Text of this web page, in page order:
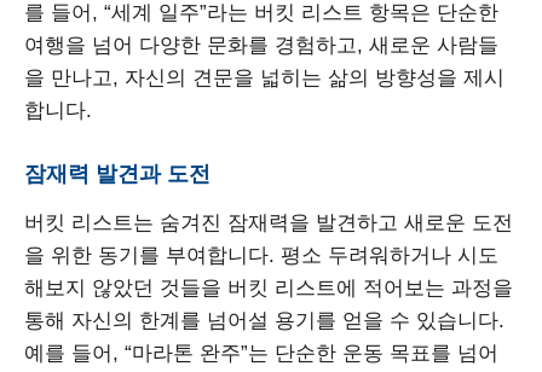
를 들어, “세계 일주”라는 버킷 리스트 항목은 단순한
여행을 넘어 다양한 문화를 경험하고, 새로운 사람들
을 만나고, 자신의 견문을 넓히는 삶의 방향성을 제시
합니다.
잠재력 발견과 도전
버킷 리스트는 숨겨진 잠재력을 발견하고 새로운 도전
을 위한 동기를 부여합니다. 평소 두려워하거나 시도
해보지 않았던 것들을 버킷 리스트에 적어보는 과정을
통해 자신의 한계를 넘어설 용기를 얻을 수 있습니다.
예를 들어, “마라톤 완주”는 단순한 운동 목표를 넘어